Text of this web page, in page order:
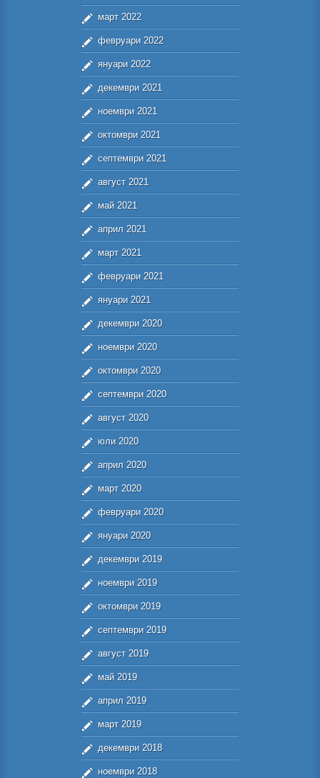
март 2022
февруари 2022
януари 2022
декември 2021
ноември 2021
октомври 2021
септември 2021
август 2021
май 2021
април 2021
март 2021
февруари 2021
януари 2021
декември 2020
ноември 2020
октомври 2020
септември 2020
август 2020
юли 2020
април 2020
март 2020
февруари 2020
януари 2020
декември 2019
ноември 2019
октомври 2019
септември 2019
август 2019
май 2019
април 2019
март 2019
декември 2018
ноември 2018